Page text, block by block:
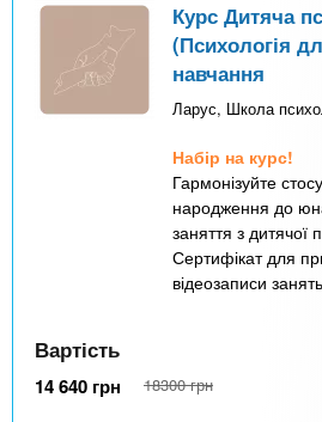
Курс Дитяча
(Психологія
навчання
Ларус, Школа
Набір на курс!
Гармонізуйте
народження до
заняття з дитячої
Сертифікат для
відеозаписи
Вартість
14 640 грн 18300 грн